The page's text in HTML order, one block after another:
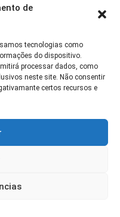
de
tecnologias como
do dispositivo.
processar dados, como
neste site. Não consentir
certos recursos e
80ROCK